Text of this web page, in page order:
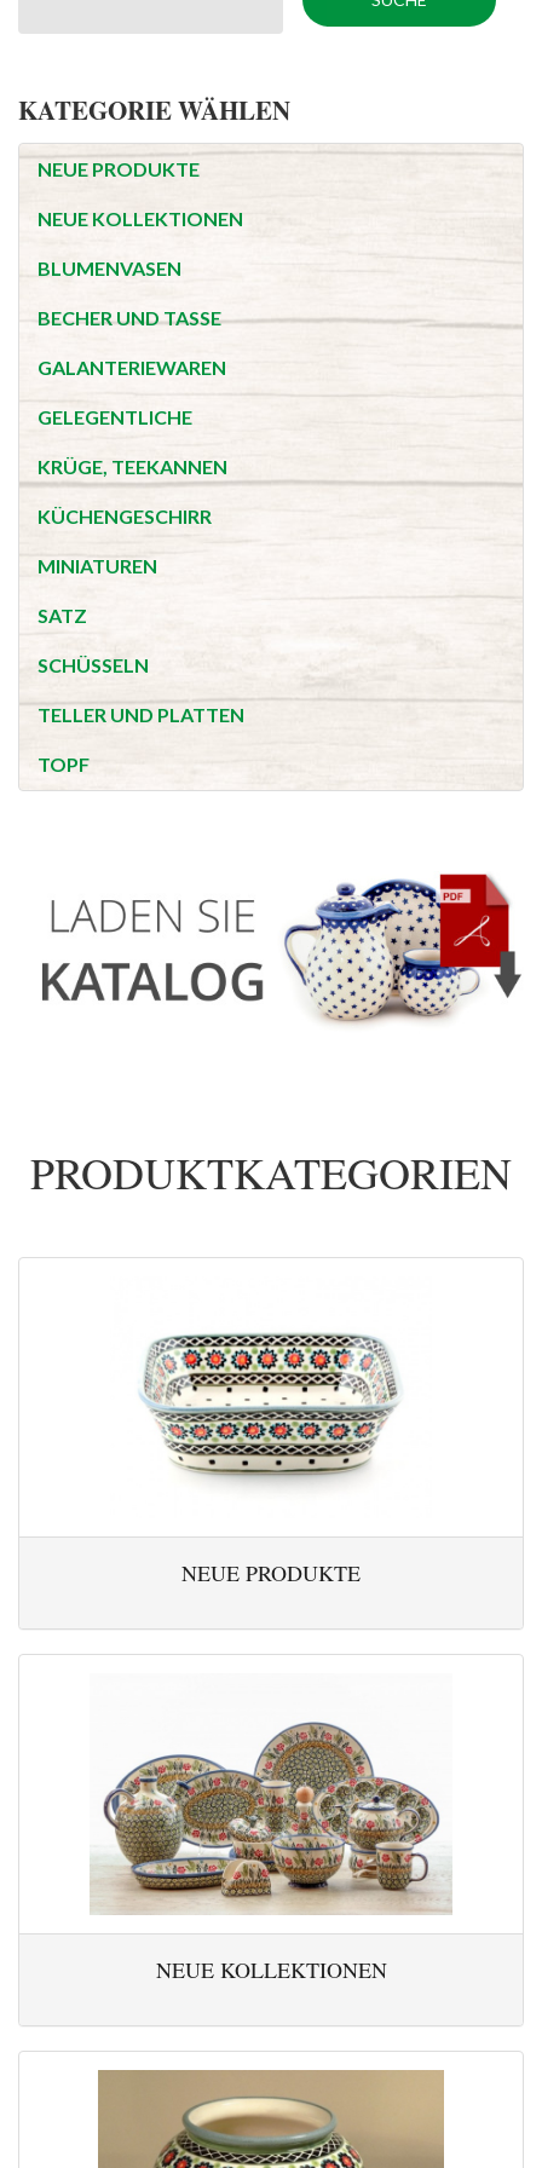
KATEGORIE WÄHLEN
NEUE PRODUKTE
NEUE KOLLEKTIONEN
BLUMENVASEN
BECHER UND TASSE
GALANTERIEWAREN
GELEGENTLICHE
KRÜGE, TEEKANNEN
KÜCHENGESCHIRR
MINIATUREN
SATZ
SCHÜSSELN
TELLER UND PLATTEN
TOPF
PRODUKTKATEGORIEN
NEUE PRODUKTE
NEUE KOLLEKTIONEN